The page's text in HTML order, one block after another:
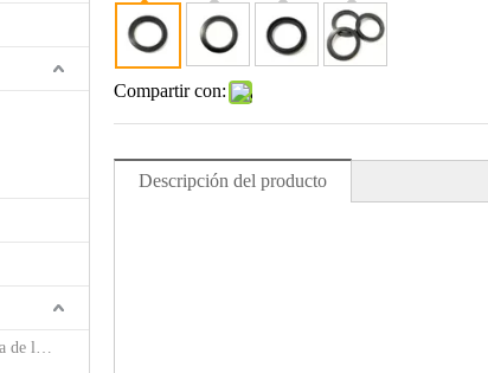
Kits de reparación de la bomba de la rotura
Compartir con:
Descripción del producto